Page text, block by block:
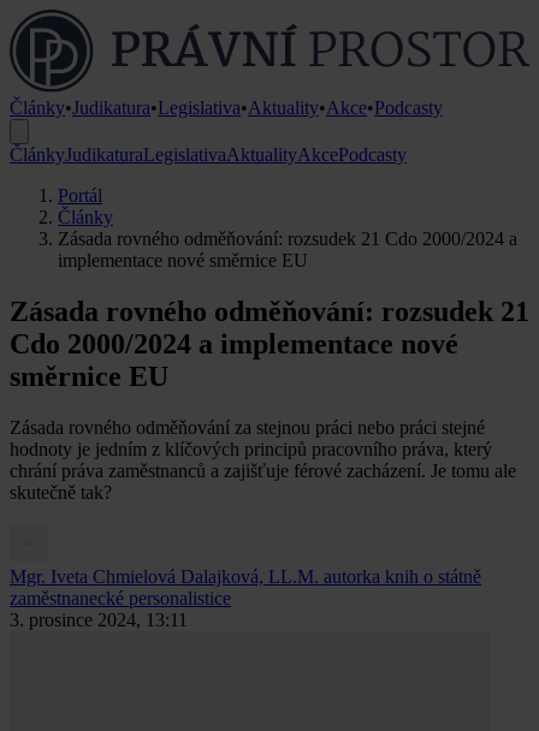
Články•Judikatura•Legislativa•Aktuality•Akce•Podcasty
ČlánkyJudikaturaLegislativaAktualityAkcePodcasty
Portál
Články
Zásada rovného odměňování: rozsudek 21 Cdo 2000/2024 a
implementace nové směrnice EU
Zásada rovného odměňování: rozsudek 21
Cdo 2000/2024 a implementace nové
směrnice EU
Zásada rovného odměňování za stejnou práci nebo práci stejné
hodnoty je jedním z klíčových principů pracovního práva, který
chrání práva zaměstnanců a zajišťuje férové zacházení. Je tomu ale
skutečně tak?
Mgr. Iveta Chmielová Dalajková, LL.M. autorka knih o státně
zaměstnanecké personalistice
3. prosince 2024, 13:11